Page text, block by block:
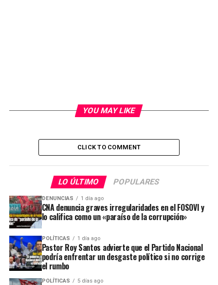
YOU MAY LIKE
CLICK TO COMMENT
LO ÚLTIMO POPULARES
DENUNCIAS 1 día ago
CNA denuncia graves irregularidades en el FOSOVI y
lo califica como un «paraíso de la corrupción»
POLÍTICAS 1 día ago
Pastor Roy Santos advierte que el Partido Nacional
podría enfrentar un desgaste político si no corrige
el rumbo
POLÍTICAS 5 días ago